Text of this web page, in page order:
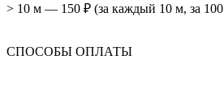
> 10 м — 150 ₽ (за каждый 10 м, за
СПОСОБЫ ОПЛАТЫ